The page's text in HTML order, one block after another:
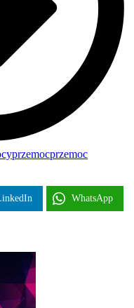
przemocprzemoc
WhatsApp